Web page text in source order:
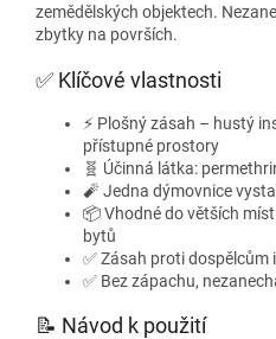
zemědělských objektech.
zbytky na površích.
✅ Klíčové vlastnosti
⚡ Plošný zásah – hustý
přístupné prostory
🧬 Účinná látka:
🧨 Jedna dýmovnice
📦 Vhodné do větších
bytů
✅ Zásah proti
✅ Bez zápachu,
📝 Návod k použití